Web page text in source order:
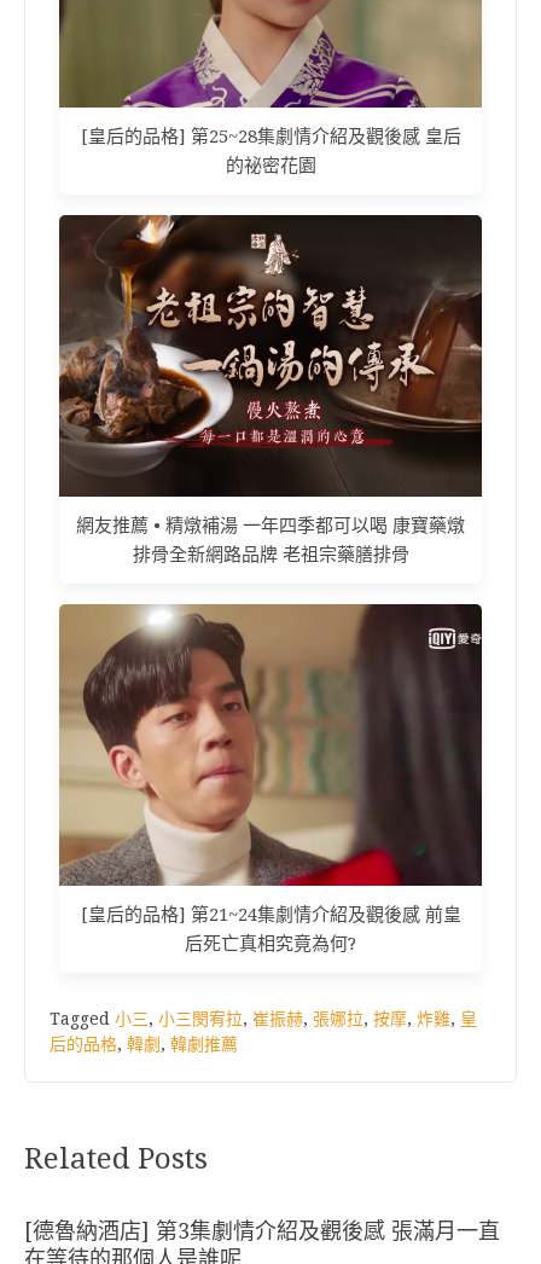
[皇后的品格] 第25~28集劇情介紹及觀後感 皇后
的祕密花園
網友推薦 • 精燉補湯 一年四季都可以喝 康寶藥燉
排骨全新網路品牌 老祖宗藥膳排骨
[皇后的品格] 第21~24集劇情介紹及觀後感 前皇
后死亡真相究竟為何?
Tagged 小三, 小三閔宥拉, 崔振赫, 張娜拉, 按摩, 炸雞, 皇
后的品格, 韓劇 , 韓劇推薦
Related Posts
[德魯納酒店] 第3集劇情介紹及觀後感 張滿月一直
在等待的那個人是誰呢